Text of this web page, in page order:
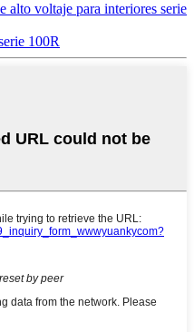
alto voltaje para interiores serie
100R